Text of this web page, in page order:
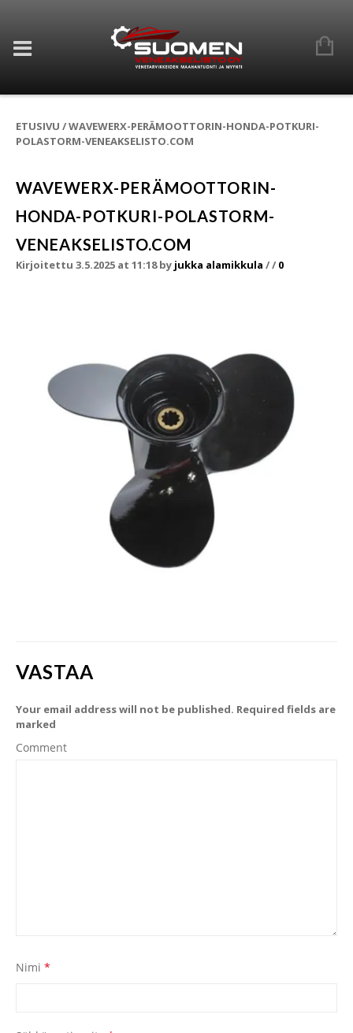
ETUSIVU /WAVEWERX-PERÄMOOTTORIN-HONDA-POTKURI-
POLASTORM-VENEAKSELISTO.COM
WAVEWERX-PERÄMOOTTORIN-
HONDA-POTKURI-POLASTORM-
VENEAKSELISTO.COM
Kirjoitettu 3.5.2025 at 11:18by jukka alamikkula // 0
VASTAA
Your email address will not be published. Required fields are
marked
Comment
Nimi *